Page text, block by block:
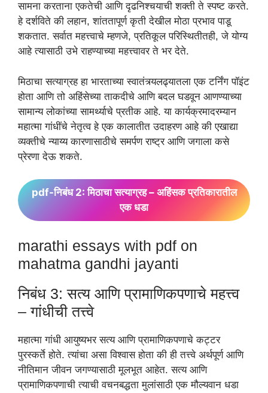
सामना करताना एकतेची आणि दृढनिश्चयाची शक्ती ते स्पष्ट करते.
हे दर्शविते की लहान, शांततापूर्ण कृती देखील मोठा प्रभाव पाडू
शकतात. सर्वात महत्त्वाचे म्हणजे, प्रतिकूल परिस्थितीतही, जे योग्य
आहे त्यासाठी उभे राहण्याच्या महत्त्वावर ते भर देते.
मिठाचा सत्याग्रह हा भारताच्या स्वातंत्र्यलढ्यातला एक टर्निंग पॉइंट
होता आणि तो अहिंसेच्या ताकदीचे आणि बदल घडवून आणण्याच्या
सामान्य लोकांच्या सामर्थ्याचे प्रतीक आहे. या कार्यक्रमादरम्यान
महात्मा गांधींचे नेतृत्व हे एक कालातीत उदाहरण आहे की एखाद्या
व्यक्तीचे न्याय्य कारणासाठीचे समर्पण राष्ट्र आणि जगाला कसे
प्रेरणा देऊ शकते.
pdf-निबंध 2: मिठाचा सत्याग्रह – अहिंसक प्रतिकारातील
एक धडा
marathi essays with pdf on
mahatma gandhi jayanti
निबंध 3: सत्य आणि प्रामाणिकपणाचे महत्त्व
– गांधीची तत्त्वे
महात्मा गांधी आयुष्यभर सत्य आणि प्रामाणिकपणाचे कट्टर
पुरस्कर्ते होते. त्यांचा असा विश्वास होता की ही तत्त्वे अर्थपूर्ण आणि
नीतिमान जीवन जगण्यासाठी मूलभूत आहेत. सत्य आणि
प्रामाणिकपणाची त्याची वचनबद्धता मुलांसाठी एक मौल्यवान धडा